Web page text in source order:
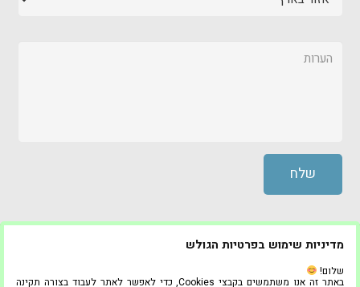
© כל הזכויות שמורות ל “היחידה לאחזקה” 2020
מדיניות שימוש בפרטיות הגולש
שלום!
באתר זה אנו משתמשים בקבצי Cookies, כדי לאפשר לאתר לעבוד בצורה תקינה